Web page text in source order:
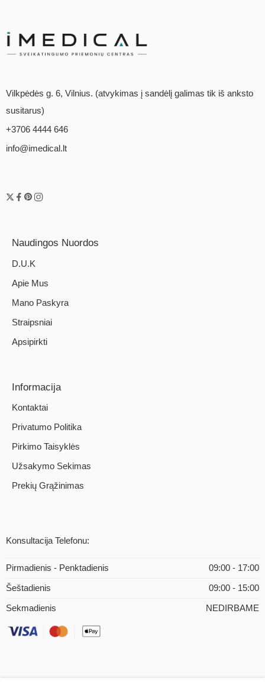
Vilkpėdės g. 6, Vilnius. (atvykimas į sandėlį galimas tik iš anksto
susitarus)
+3706 4444 646
info@imedical.lt
Naudingos Nuordos
D.U.K
Apie Mus
Mano Paskyra
Straipsniai
Apsipirkti
Informacija
Kontaktai
Privatumo Politika
Pirkimo Taisyklės
Užsakymo Sekimas
Prekių Grąžinimas
Konsultacija Telefonu:
Pirmadienis - Penktadienis 09:00 - 17:00
Šeštadienis 09:00 - 15:00
Sekmadienis NEDIRBAME